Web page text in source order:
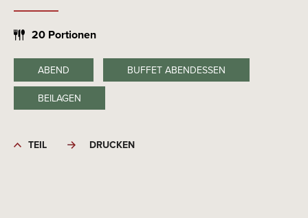
20 Portionen
ABEND BUFFET ABENDESSEN
BEILAGEN
TEIL DRUCKEN